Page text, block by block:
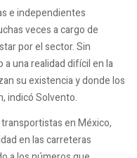
e independientes
veces a cargo de
por el sector. Sin
una realidad difícil en la
su existencia y donde los
indicó Solvento.
en México,
en las carreteras